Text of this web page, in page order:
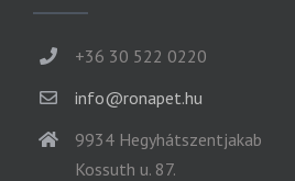
+36 30 522 0220
info@ronapet.hu
9934 Hegyhátszentjakab
Kossuth u. 87.